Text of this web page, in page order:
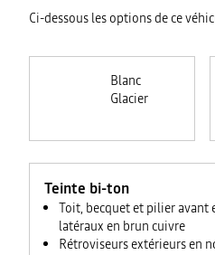
Ci-dessous les options de ce
Blanc
Glacier
Teinte bi-ton
Toit, becquet et pilier avant
latéraux en brun cuivre
Rétroviseurs extérieurs en